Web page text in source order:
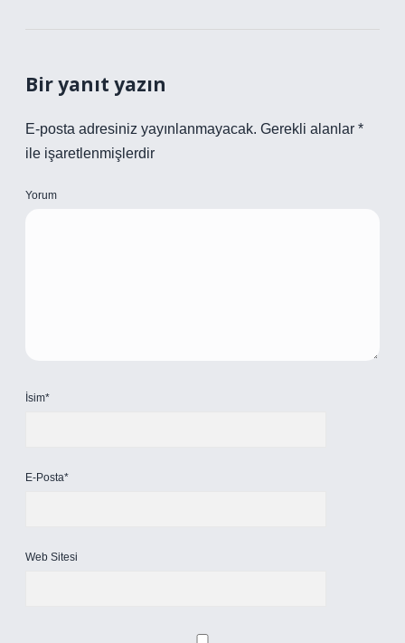
Bir yanıt yazın
E-posta adresiniz yayınlanmayacak. Gerekli alanlar *
ile işaretlenmişlerdir
Yorum
İsim*
E-Posta*
Web Sitesi